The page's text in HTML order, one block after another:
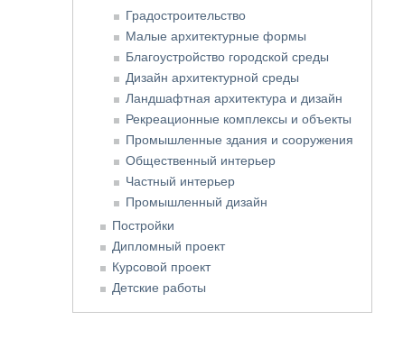
Градостроительство
Малые архитектурные формы
Благоустройство городской среды
Дизайн архитектурной среды
Ландшафтная архитектура и дизайн
Рекреационные комплексы и объекты
Промышленные здания и сооружения
Общественный интерьер
Частный интерьер
Промышленный дизайн
Постройки
Дипломный проект
Курсовой проект
Детские работы